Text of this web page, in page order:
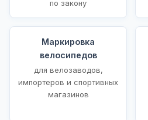
по закону
Маркировка
велосипедов
для велозаводов,
импортеров и спортивных
магазинов